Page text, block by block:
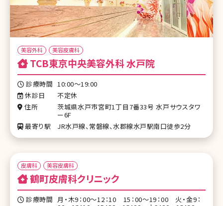
美容外科 美容皮膚科
TCB東京中央美容外科 水戸院
診療時間 10:00～19:00
休診日
不定休
住所
茨城県水戸市宮町1丁目7番33号 水戸サウスタワ
ー6F
最寄り駅
JR水戸線、常磐線、水郡線水戸駅南口徒歩2分
皮膚科 美容皮膚科
鶴町皮膚科クリニック
診療時間 月・木9：00～12：10 15：00～19：00 火・金9：